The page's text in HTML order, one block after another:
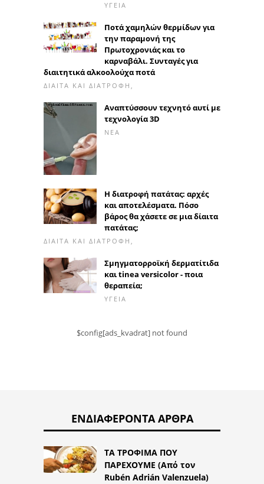
ΥΓΕΊΑ
Ποτά χαμηλών θερμίδων για
την παραμονή της
Πρωτοχρονιάς και το
καρναβάλι. Συνταγές για
διαιτητικά αλκοολούχα ποτά
ΔΊΑΙΤΑ ΚΑΙ ΔΙΑΤΡΟΦΉ,
Αναπτύσσουν τεχνητό αυτί με
τεχνολογία 3D
ΝΈΑ
Η διατροφή πατάτας: αρχές
και αποτελέσματα. Πόσο
βάρος θα χάσετε σε μια δίαιτα
πατάτας;
ΔΊΑΙΤΑ ΚΑΙ ΔΙΑΤΡΟΦΉ,
Σμηγματορροϊκή δερματίτιδα
και tinea versicolor - ποια
θεραπεία;
ΥΓΕΊΑ
$config[ads_kvadrat] not found
ΕΝΔΙΑΦΈΡΟΝΤΑ ΆΡΘΡΑ
ΤΑ ΤΡΟΦΙΜΑ ΠΟΥ
ΠΑΡΕΧΟΥΜΕ (Από τον
Rubén Adrián Valenzuela)